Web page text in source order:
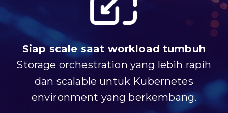
Siap scale saat workload tumbuh
Storage orchestration yang lebih rapih
dan scalable untuk Kubernetes
environment yang berkembang.